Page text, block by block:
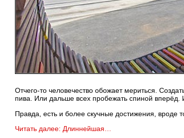
Отчего-то человечество обожает мериться.
пива. Или дальше всех пробежать спиной
Правда, есть и более скучные достижения, вроде
Читать далее: Длиннейшая…